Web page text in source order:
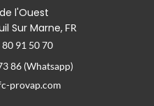
l'Ouest
Sur Marne,FR
80 91 50 70
86 (Whatsapp)
provap.com